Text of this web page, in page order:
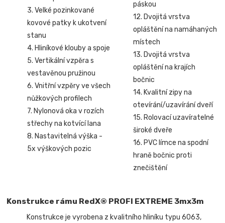
3. Velké pozinkované
kovové patky k ukotvení
stanu
4. Hliníkové klouby a spoje
5. Vertikální vzpěra s
vestavěnou pružinou
6. Vnitřní vzpěry ve všech
nůžkových profilech
7. Nylonová oka v rozích
střechy na kotvící lana
8. Nastavitelná výška -
5x výškových pozic
páskou
12. Dvojitá vrstva
opláštění na namáhaných
místech
13. Dvojitá vrstva
opláštění na krajích
bočnic
14. Kvalitní zipy na
otevírání/uzavírání dveří
15. Rolovací uzavíratelné
široké dveře
16. PVC límce na spodní
hraně bočnic proti
znečištění
Konstrukce rámu RedX® PROFI EXTREME 3mx3m
Konstrukce je vyrobena z kvalitního hliníku typu 6063,